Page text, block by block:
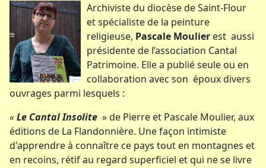
Archiviste du diocèse de Saint-Flour
et spécialiste de la peinture
religieuse, Pascale Moulier est aussi
présidente de l’association Cantal
Patrimoine. Elle a publié seule ou en
collaboration avec son époux divers
ouvrages parmi lesquels :
«Le Cantal Insolite » de Pierre et Pascale Moulier, aux
éditions de La Flandonnière. Une façon intimiste
d'apprendre à connaître ce pays tout en montagnes et
en recoins, rétif au regard superficiel et qui ne se livre